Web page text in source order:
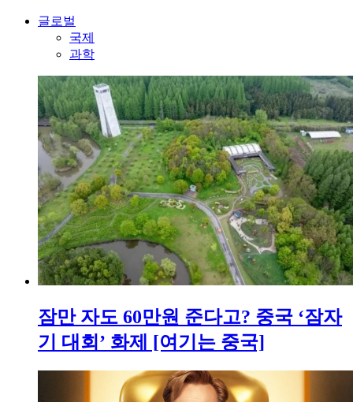
글로벌
국제
과학
잠만 자도 60만원 준다고? 중국 ‘잠자
기 대회’ 화제 [여기는 중국]